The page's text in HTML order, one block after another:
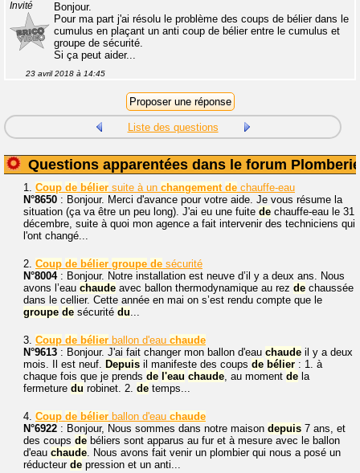
Invité
Bonjour.
Pour ma part j'ai résolu le problème des coups de bélier dans le
cumulus en plaçant un anti coup de bélier entre le cumulus et
groupe de sécurité.
Si ça peut aider...
23 avril 2018 à 14:45
Liste des questions
Questions apparentées dans le forum Plomberie
1. Coup de bélier suite à un changement de chauffe-eau
N°8650 : Bonjour. Merci d'avance pour votre aide. Je vous résume la
situation (ça va être un peu long). J'ai eu une fuite de chauffe-eau le 31
décembre, suite à quoi mon agence a fait intervenir des techniciens qui
l'ont changé...
2. Coup de bélier groupe de sécurité
N°8004: Bonjour. Notre installation est neuve d’il y a deux ans. Nous
avons l’eau chaude avec ballon thermodynamique au rez de chaussée
dans le cellier. Cette année en mai on s’est rendu compte que le
groupe de sécurité du...
3. Coup de bélier ballon d'eau chaude
N°9613 : Bonjour. J'ai fait changer mon ballon d'eau chaude il y a deux
mois. Il est neuf. Depuis il manifeste des coups de bélier : 1. à
chaque fois que je prends de l'eau chaude, au moment de la
fermeture du robinet. 2. de temps...
4. Coup de bélier ballon d'eau chaude
N°6922 : Bonjour, Nous sommes dans notre maison depuis 7 ans, et
des coups de béliers sont apparus au fur et à mesure avec le ballon
d'eau chaude. Nous avons fait venir un plombier qui nous a posé un
réducteur de pression et un anti...